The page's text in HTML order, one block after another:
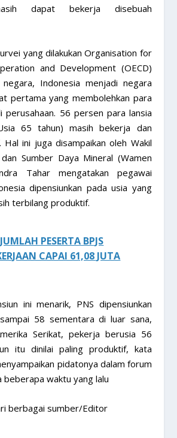
dapat bekerja disebuah
yang dilakukan Organisation for
and Development (OECD)
Indonesia menjadi negara
pertama yang membolehkan para
perusahaan. 56 persen para lansia
65 tahun) masih bekerja dan
ini juga disampaikan oleh Wakil
Sumber Daya Mineral (Wamen
Tahar mengatakan pegawai
dipensiunkan pada usia yang
terbilang produktif.
JUMLAH PESERTA BPJS
CAPAI 61,08 JUTA
ini menarik, PNS dipensiunkan
58 sementara di luar sana,
Serikat, pekerja berusia 56
itu dinilai paling produktif, kata
pidatonya dalam forum
beberapa waktu yang lalu
berbagai sumber/Editor